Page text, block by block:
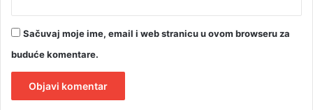
Sačuvaj moje ime, email i web stranicu u ovom browseru za
buduće komentare.